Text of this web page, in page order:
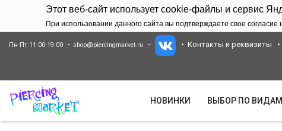
Этот веб-сайт использует cookie-файлы и сервис
При использовании данного сайта вы подтверждаете свое
Пн-Пт 11:00-19:00 shop@piercingmarket.ru Контакты и реквизиты
НОВИНКИ ВЫБОР ПО